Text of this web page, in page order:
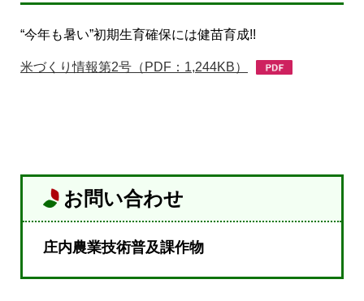
“今年も暑い”初期生育確保には健苗育成!!
米づくり情報第2号（PDF：1,244KB）
お問い合わせ
庄内農業技術普及課作物